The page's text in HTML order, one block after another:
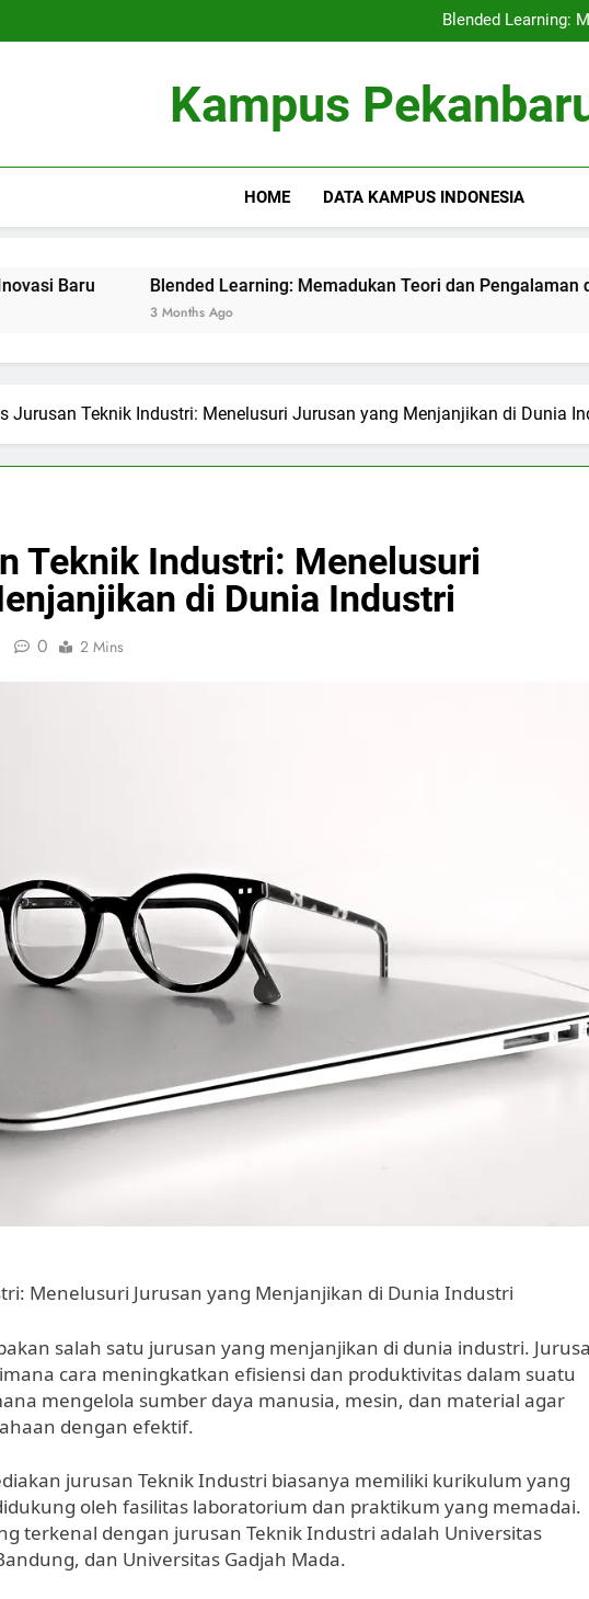
Blended Learning:
Sentra Profesi serta
Blended Learning:
Sentra Profesi serta
Kampus
HOME DATA KAMPUS INDONESIA
Blended Learning: Memadukan Teori dan Pengalaman di Kelas
3 Months Ago
Jurusan Teknik Industri: Menelusuri Jurusan yang Menjanjikan di Dunia
Teknik Industri: Menelusuri
di Dunia Industri
0 2 Mins
Menelusuri Jurusan yang Menjanjikan di Dunia Industri
salah satu jurusan yang menjanjikan di dunia industri.
cara meningkatkan efisiensi dan produktivitas dalam suatu
mengelola sumber daya manusia, mesin, dan material agar
dengan efektif.
jurusan Teknik Industri biasanya memiliki kurikulum yang
oleh fasilitas laboratorium dan praktikum yang memadai.
terkenal dengan jurusan Teknik Industri adalah Universitas
dan Universitas Gadjah Mada.